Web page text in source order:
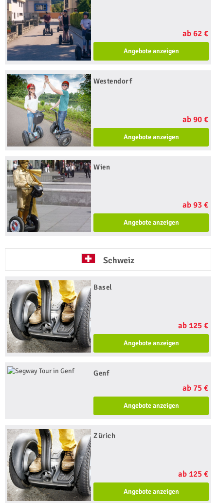
ab 62 €
Angebote anzeigen
Westendorf
ab 90 €
Angebote anzeigen
Wien
ab 93 €
Angebote anzeigen
Schweiz
Basel
ab 125 €
Angebote anzeigen
Genf
ab 75 €
Angebote anzeigen
Zürich
ab 125 €
Angebote anzeigen